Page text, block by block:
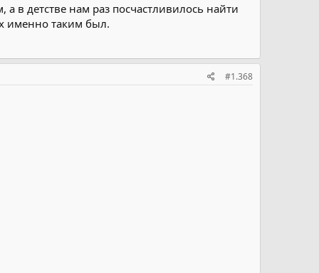
в детстве нам раз посчастливилось найти
именно таким был.
#1.368